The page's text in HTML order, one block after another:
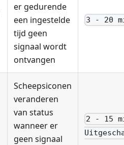
er gedurende
een ingestelde
tijd geen
signaal wordt
ontvangen
3 - 20
Scheepsiconen
veranderen
van status
wanneer er
geen signaal
2 - 15